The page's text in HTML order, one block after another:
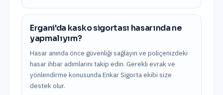
Ergani'da kasko sigortası hasarında ne
yapmalıyım?
Hasar anında önce güvenliği sağlayın ve poliçenizdeki
hasar ihbar adımlarını takip edin. Gerekli evrak ve
yönlendirme konusunda Enkar Sigorta ekibi size
destek olur.